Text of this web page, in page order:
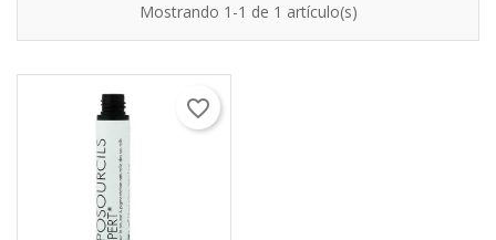
Mostrando 1-1 de 1 artículo(s)
favorite_border